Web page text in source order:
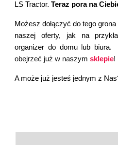
LS Tractor. Teraz pora na
Możesz dołączyć do tego
naszej oferty, jak na
organizer do domu lub biura.
obejrzeć już w naszym sklepie!
A może już jesteś jednym z